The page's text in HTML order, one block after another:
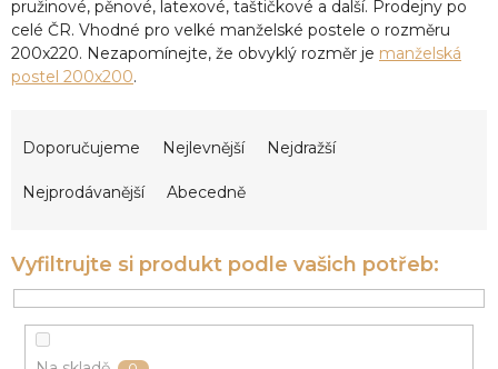
pružinové, pěnové, latexové, taštičkové a další. Prodejny po
celé ČR. Vhodné pro velké manželské postele o rozměru
200x220. Nezapomínejte, že obvyklý rozměr je manželská
postel 200x200.
p
r
o
Doporučujeme Nejlevnější Nejdražší
Nejprodávanější Abecedně